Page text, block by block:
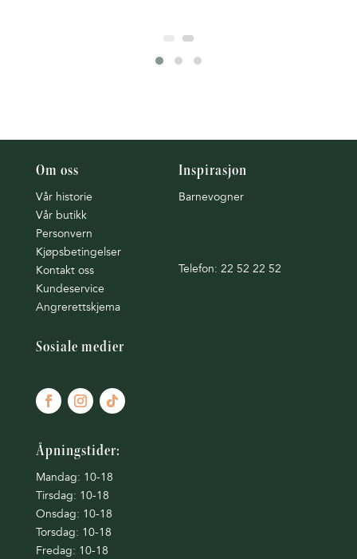
Om oss
Vår historie
Vår butikk
Personvern
Kjøpsbetingelser
Kontakt oss
Kundeservice
Angrerettskjema
Inspirasjon
Barnevogner
Telefon: 22 52 22 52
Sosiale medier
Åpningstider:
Mandag: 10-18
Tirsdag: 10-18
Onsdag: 10-18
Torsdag: 10-18
Fredag: 10-18